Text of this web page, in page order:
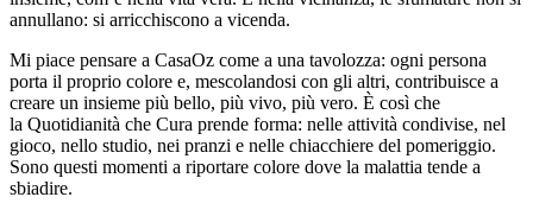
annullano: si arricchiscono a vicenda.
Mi piace pensare a CasaOz come a una tavolozza: ogni persona
porta il proprio colore e, mescolandosi con gli altri, contribuisce a
creare un insieme più bello, più vivo, più vero. È così che
la Quotidianità che Cura prende forma: nelle attività condivise, nel
gioco, nello studio, nei pranzi e nelle chiacchiere del pomeriggio.
Sono questi momenti a riportare colore dove la malattia tende a
sbiadire.